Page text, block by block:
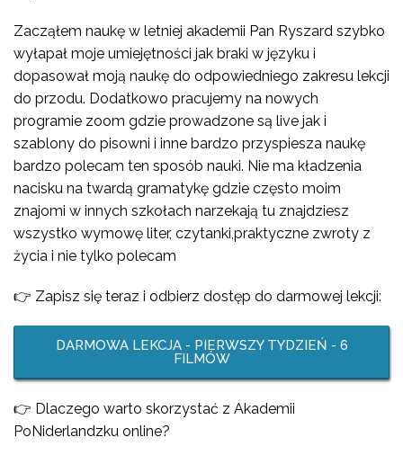
Zacząłem naukę w letniej akademii Pan Ryszard szybko
wyłapał moje umiejętności jak braki w języku i
dopasował moją naukę do odpowiedniego zakresu lekcji
do przodu. Dodatkowo pracujemy na nowych
programie zoom gdzie prowadzone są live jak i
szablony do pisowni i inne bardzo przyspiesza naukę
bardzo polecam ten sposób nauki. Nie ma kładzenia
nacisku na twardą gramatykę gdzie często moim
znajomi w innych szkołach narzekają tu znajdziesz
wszystko wymowę liter, czytanki,praktyczne zwroty z
życia i nie tylko polecam
👉 Zapisz się teraz i odbierz dostęp do darmowej lekcji:
DARMOWA LEKCJA - PIERWSZY TYDZIEŃ - 6
FILMÓW
👉 Dlaczego warto skorzystać z Akademii
PoNiderlandzku online?